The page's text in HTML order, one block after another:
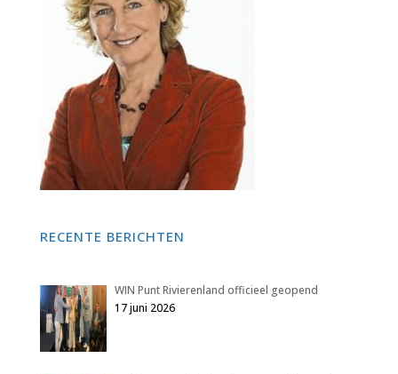
RECENTE BERICHTEN
WIN Punt Rivierenland officieel geopend
17 juni 2026